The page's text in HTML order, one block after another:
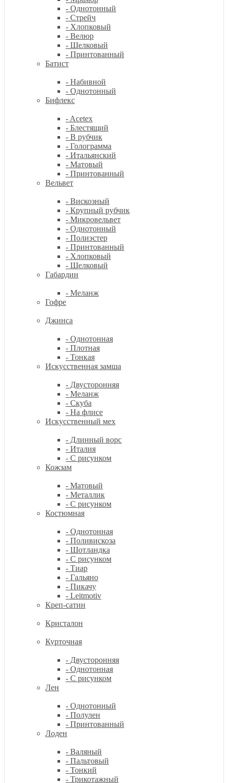
- Однотонный
- Стрейч
- Хлопковый
- Велюр
- Шелковый
- Принтованный
Батист
- Набивной
- Однотонный
Бифлекс
- Acetex
- Блестящий
- В рубчик
- Голограмма
- Итальянский
- Матовый
- Принтованный
Вельвет
- Вискозный
- Крупный рубчик
- Микровельвет
- Однотонный
- Полиэстер
- Принтованный
- Хлопковый
- Шелковый
Габардин
- Меланж
Гофре
Джинса
- Однотонная
- Плотная
- Тонкая
Искусственная замша
- Двусторонняя
- Меланж
- Скуба
- На флисе
Искусственный мех
- Длинный ворс
- Италия
- С рисунком
Кожзам
- Матовый
- Металлик
- С рисунком
Костюмная
- Однотонная
- Поливискоза
- Шотландка
- С рисунком
- Тиар
- Гальяно
- Пикачу
- Leitmotiv
Креп-сатин
Кристалон
Курточная
- Двусторонняя
- Однотонная
- С рисунком
Лен
- Однотонный
- Полулен
- Принтованный
Лоден
- Валяный
- Пальтовый
- Тонкий
- Трикотажный